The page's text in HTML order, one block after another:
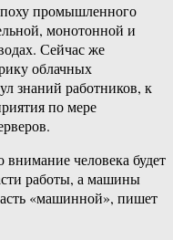
промышленного
монотонной и
Сейчас же
облачных
знаний работников, к
по мере
внимание человека будет
работы, а машины
«машинной», пишет